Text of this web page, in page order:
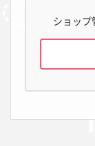
ショップ